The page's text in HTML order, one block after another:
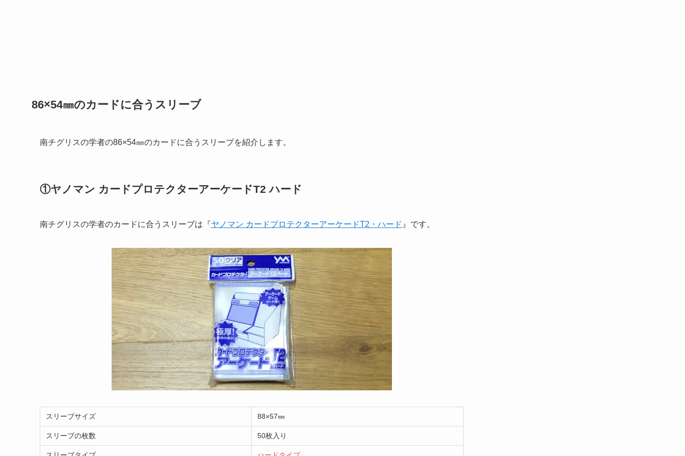
86×54㎜のカードに合うスリーブ
南チグリスの学者の86×54㎜のカードに合うスリーブを紹介します。
①ヤノマン カードプロテクターアーケードT2 ハード
南チグリスの学者のカードに合うスリーブは『ヤノマン カードプロテクターアーケードT2・ハード 』です。
スリーブサイズ 88×57㎜
スリーブの枚数 50枚入り